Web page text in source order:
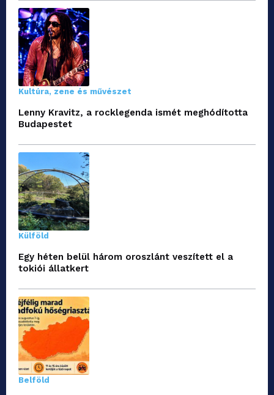
Kultúra, zene és művészet
Lenny Kravitz, a rocklegenda ismét meghódította
Budapestet
Külföld
Egy héten belül három oroszlánt veszített el a
tokiói állatkert
Belföld